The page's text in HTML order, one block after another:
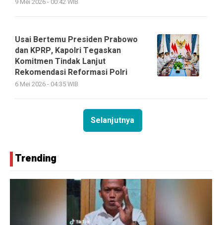
9 Mei 2026 - 00:42 WIB
Usai Bertemu Presiden Prabowo
dan KPRP, Kapolri Tegaskan
Komitmen Tindak Lanjut
Rekomendasi Reformasi Polri
6 Mei 2026 - 04:35 WIB
Selanjutnya
Trending